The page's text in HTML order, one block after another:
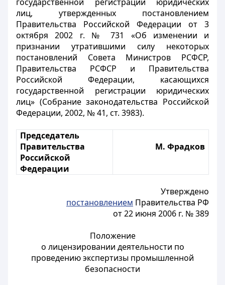
лиц, утвержденных постановлением
Правительства Российской Федерации от 3
октября 2002 г. № 731 «Об изменении и
признании утратившими силу некоторых
постановлений Совета Министров РСФСР,
Правительства РСФСР и Правительства
Российской Федерации, касающихся
государственной регистрации юридических
лиц» (Собрание законодательства Российской
Федерации, 2002, № 41, ст. 3983).
Председатель
Правительства
Российской
Федерации
М. Фрадков
Утверждено
постановлением Правительства РФ
от 22 июня 2006 г. № 389
Положение
о лицензировании деятельности по
проведению экспертизы промышленной
безопасности